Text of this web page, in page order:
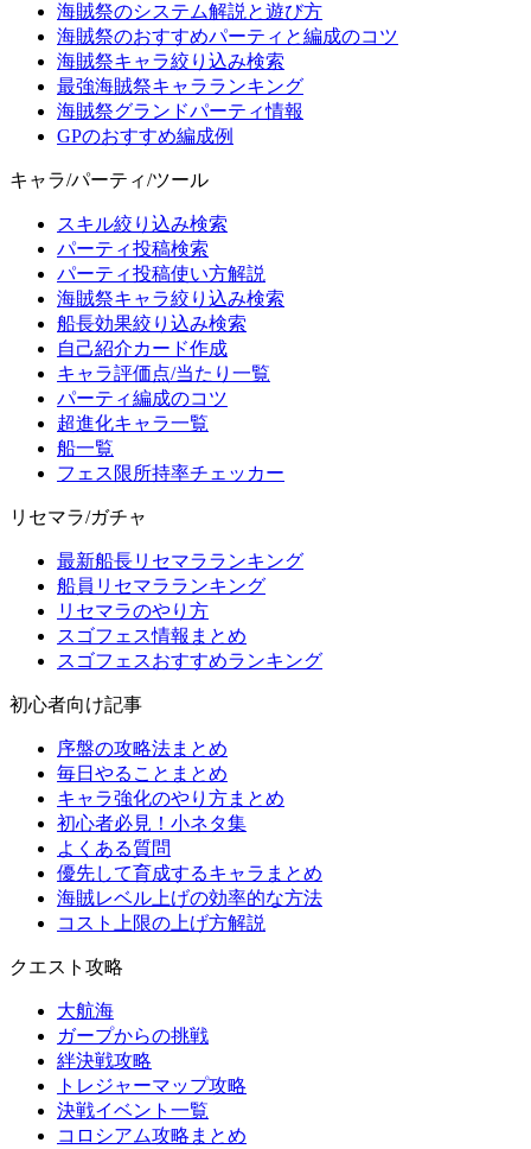
海賊祭のシステム解説と遊び方
海賊祭のおすすめパーティと編成のコツ
海賊祭キャラ絞り込み検索
最強海賊祭キャラランキング
海賊祭グランドパーティ情報
GPのおすすめ編成例
キャラ/パーティ/ツール
スキル絞り込み検索
パーティ投稿検索
パーティ投稿使い方解説
海賊祭キャラ絞り込み検索
船長効果絞り込み検索
自己紹介カード作成
キャラ評価点/当たり一覧
パーティ編成のコツ
超進化キャラ一覧
船一覧
フェス限所持率チェッカー
リセマラ/ガチャ
最新船長リセマラランキング
船員リセマラランキング
リセマラのやり方
スゴフェス情報まとめ
スゴフェスおすすめランキング
初心者向け記事
序盤の攻略法まとめ
毎日やることまとめ
キャラ強化のやり方まとめ
初心者必見！小ネタ集
よくある質問
優先して育成するキャラまとめ
海賊レベル上げの効率的な方法
コスト上限の上げ方解説
クエスト攻略
大航海
ガープからの挑戦
絆決戦攻略
トレジャーマップ攻略
決戦イベント一覧
コロシアム攻略まとめ